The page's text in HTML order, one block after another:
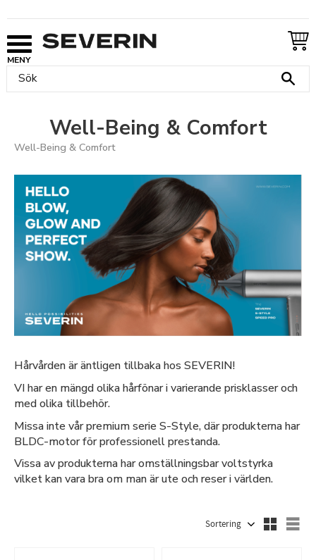
Well-Being & Comfort
Well-Being & Comfort
Hårvården är äntligen tillbaka hos SEVERIN!
VI har en mängd olika hårfönar i varierande prisklasser och
med olika tillbehör.
Missa inte vår premium serie S-Style, där produkterna har
BLDC-motor för professionell prestanda.
Vissa av produkterna har omställningsbar voltstyrka
vilket kan vara bra om man är ute och reser i världen.